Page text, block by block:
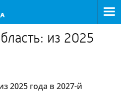
из 2025
2025 года в 2027-й